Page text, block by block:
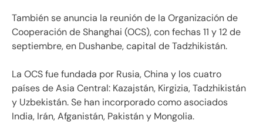
También se anuncia la reunión de la Organización de
Cooperación de Shanghai (OCS), con fechas 11 y 12 de
septiembre, en Dushanbe, capital de Tadzhikistán.
La OCS fue fundada por Rusia, China y los cuatro
países de Asia Central: Kazajstán, Kirgizia, Tadzhikistán
y Uzbekistán. Se han incorporado como asociados
India, Irán, Afganistán, Pakistán y Mongolia.